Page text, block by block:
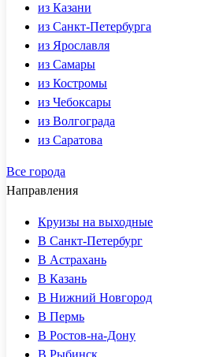
из Казани
из Санкт-Петербурга
из Ярославля
из Самары
из Костромы
из Чебоксары
из Волгограда
из Саратова
Все города
Направления
Круизы на выходные
В Санкт-Петербург
В Астрахань
В Казань
В Нижний Новгород
В Пермь
В Ростов-на-Дону
В Рыбинск